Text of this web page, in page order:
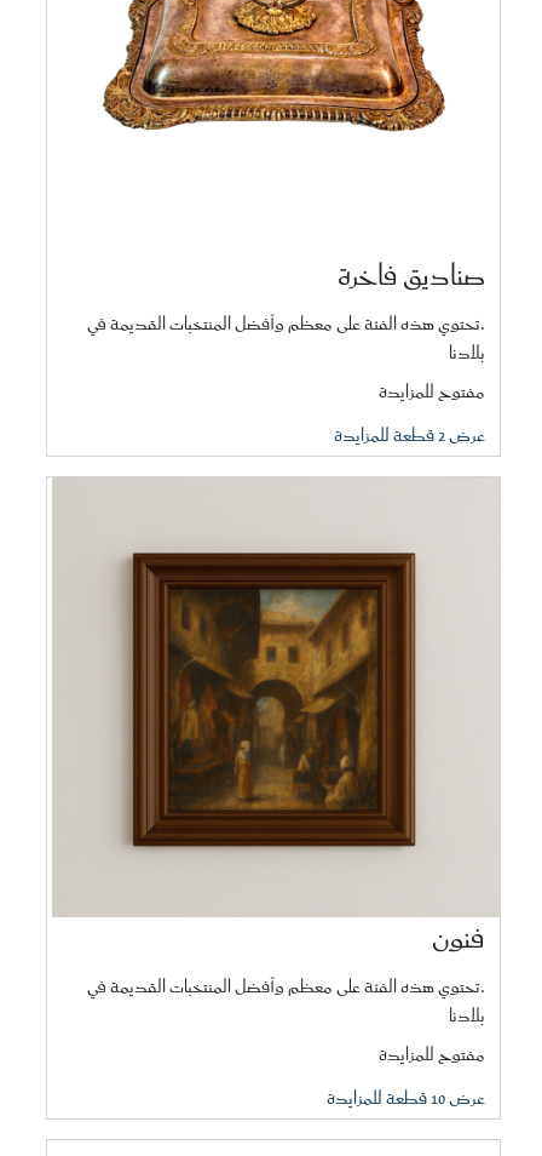
صناديق فاخرة
.تحتوي هذه الفئة على معظم وأفضل المنتخبات القديمة في
بلادنا
مفتوح للمزايدة
عرض 2 قطعة للمزايدة
فنون
.تحتوي هذه الفئة على معظم وأفضل المنتخبات القديمة في
بلادنا
مفتوح للمزايدة
عرض 10 قطعة للمزايدة